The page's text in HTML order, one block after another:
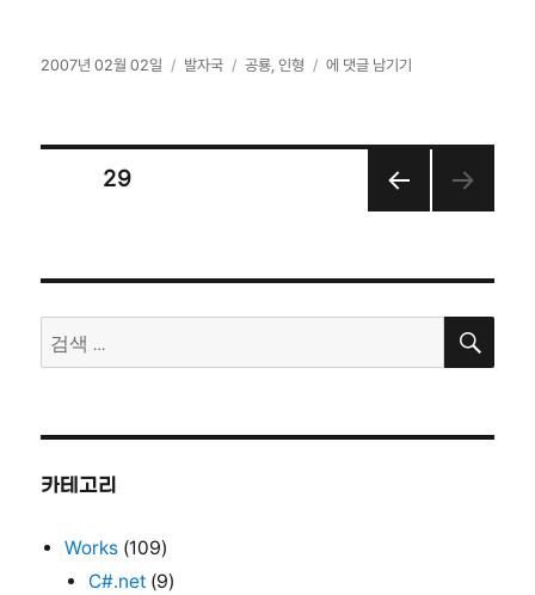
작
2007년 02월 02일
카
발자국
태
공룡,인형
인
에 댓글 남기기
이
지
김
페이지29
검
색:
검
카테고리
Works (109)
C#.net (9)